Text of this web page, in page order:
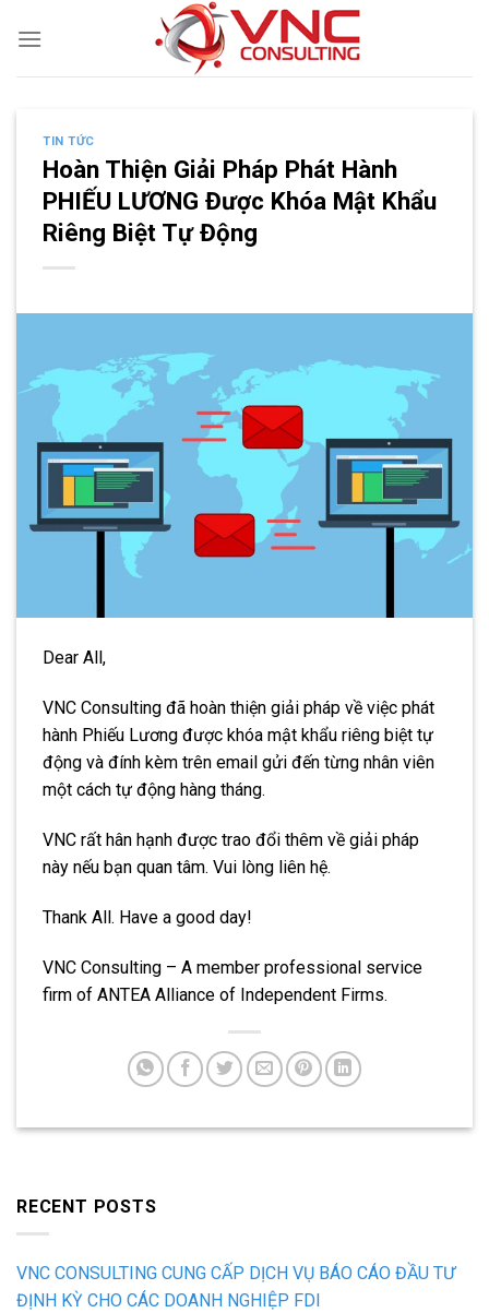
TIN TỨC
Hoàn Thiện Giải Pháp Phát Hành
PHIẾU LƯƠNG Được Khóa Mật Khẩu
Riêng Biệt Tự Động
Dear All,
VNC Consulting đã hoàn thiện giải pháp về việc phát
hành Phiếu Lương được khóa mật khẩu riêng biệt tự
động và đính kèm trên email gửi đến từng nhân viên
một cách tự động hàng tháng.
VNC rất hân hạnh được trao đổi thêm về giải pháp
này nếu bạn quan tâm. Vui lòng liên hệ.
Thank All. Have a good day!
VNC Consulting – A member professional service
firm of ANTEA Alliance of Independent Firms.
RECENT POSTS
VNC CONSULTING CUNG CẤP DỊCH VỤ BÁO CÁO ĐẦU TƯ
ĐỊNH KỲ CHO CÁC DOANH NGHIỆP FDI